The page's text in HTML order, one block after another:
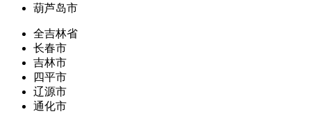
葫芦岛市
全吉林省
长春市
吉林市
四平市
辽源市
通化市